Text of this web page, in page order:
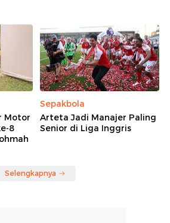
Motor
8
Sepakbola
Arteta Jadi Manajer Paling
Senior di Liga Inggris
Selengkapnya